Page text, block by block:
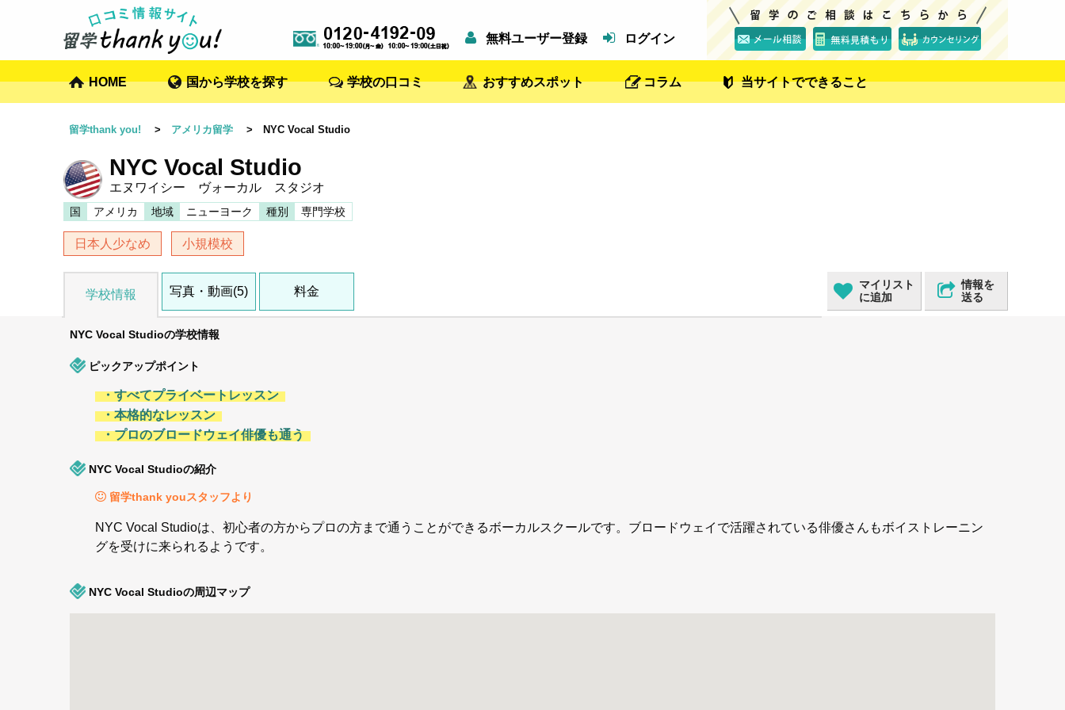
無料ユーザー登録 ログイン
HOME 国から学校を探す 学校の口コミ おすすめスポット コラム 当サイトでできること
留学thank you! > アメリカ留学 > NYC Vocal Studio
NYC Vocal Studio
エヌワイシー ヴォーカル スタジオ
国 アメリカ 地域 ニューヨーク 種別 専門学校
日本人少なめ 小規模校
マイリスト
に追加
情報を
送る
学校情報 写真・動画(5) 料金
NYC Vocal Studioの学校情報
ピックアップポイント
・すべてプライベートレッスン
・本格的なレッスン
・プロのブロードウェイ俳優も通う
NYC Vocal Studioの紹介
留学thank youスタッフより
NYC Vocal Studioは、初心者の方からプロの方まで通うことができるボーカルスクールです。ブロードウェイで活躍されている俳優さんもボイストレーニン
グを受けに来られるようです。
NYC Vocal Studioの周辺マップ